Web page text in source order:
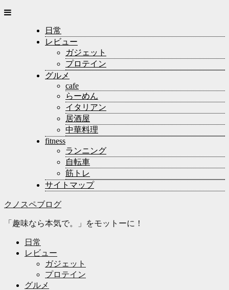
日常
レビュー
ガジェット
プロテイン
グルメ
cafe
らーめん
イタリアン
居酒屋
中華料理
fitness
ランニング
自転車
筋トレ
サイトマップ
クノスペブログ
「趣味なら本気で。」をモットーに！
日常
レビュー
ガジェット
プロテイン
グルメ